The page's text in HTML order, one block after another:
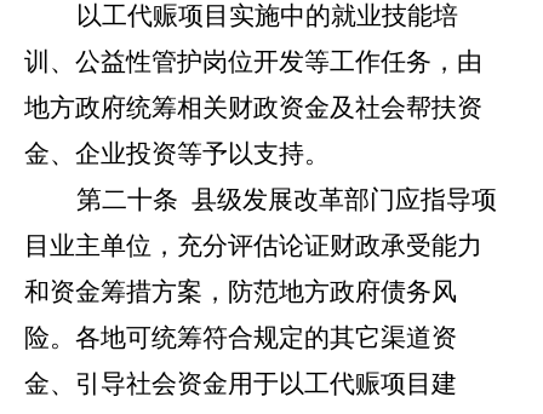
以工代赈项目实施中的就业技能培
训、公益性管护岗位开发等工作任务，由
地方政府统筹相关财政资金及社会帮扶资
金、企业投资等予以支持。
第二十条 县级发展改革部门应指导项
目业主单位，充分评估论证财政承受能力
和资金筹措方案，防范地方政府债务风
险。各地可统筹符合规定的其它渠道资
金、引导社会资金用于以工代赈项目建